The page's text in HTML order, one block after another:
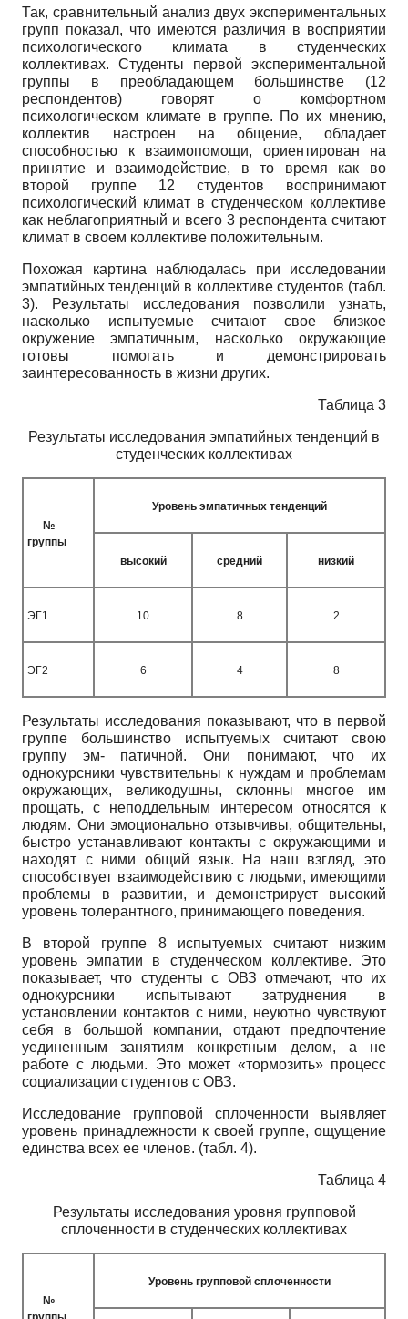
Так, сравнительный анализ двух экспериментальных
групп показал, что имеются различия в восприятии
психологического климата в студенческих
коллективах. Студенты первой экспериментальной
группы в преобладающем большинстве (12
респондентов) говорят о комфортном
психологическом климате в группе. По их мнению,
коллектив настроен на общение, обладает
способностью к взаимопомощи, ориентирован на
принятие и взаимодействие, в то время как во
второй группе 12 студентов воспринимают
психологический климат в студенческом коллективе
как неблагоприятный и всего 3 респондента считают
климат в своем коллективе положительным.
Похожая картина наблюдалась при исследовании
эмпатийных тенденций в коллективе студентов (табл.
3). Результаты исследования позволили узнать,
насколько испытуемые считают свое близкое
окружение эмпатичным, насколько окружающие
готовы помогать и демонстрировать
заинтересованность в жизни других.
Таблица 3
Результаты исследования эмпатийных тенденций в
студенческих коллективах
№
группы
Уровень эмпатичных тенденций
высокий средний низкий
ЭГ1 10 8 2
ЭГ2 6 4 8
Результаты исследования показывают, что в первой
группе большинство испытуемых считают свою
группу эм- патичной. Они понимают, что их
однокурсники чувствительны к нуждам и проблемам
окружающих, великодушны, склонны многое им
прощать, с неподдельным интересом относятся к
людям. Они эмоционально отзывчивы, общительны,
быстро устанавливают контакты с окружающими и
находят с ними общий язык. На наш взгляд, это
способствует взаимодействию с людьми, имеющими
проблемы в развитии, и демонстрирует высокий
уровень толерантного, принимающего поведения.
В второй группе 8 испытуемых считают низким
уровень эмпатии в студенческом коллективе. Это
показывает, что студенты с ОВЗ отмечают, что их
однокурсники испытывают затруднения в
установлении контактов с ними, неуютно чувствуют
себя в большой компании, отдают предпочтение
уединенным занятиям конкретным делом, а не
работе с людьми. Это может «тормозить» процесс
социализации студентов с ОВЗ.
Исследование групповой сплоченности выявляет
уровень принадлежности к своей группе, ощущение
единства всех ее членов. (табл. 4).
Таблица 4
Результаты исследования уровня групповой
сплоченности в студенческих коллективах
№
Уровень групповой сплоченности